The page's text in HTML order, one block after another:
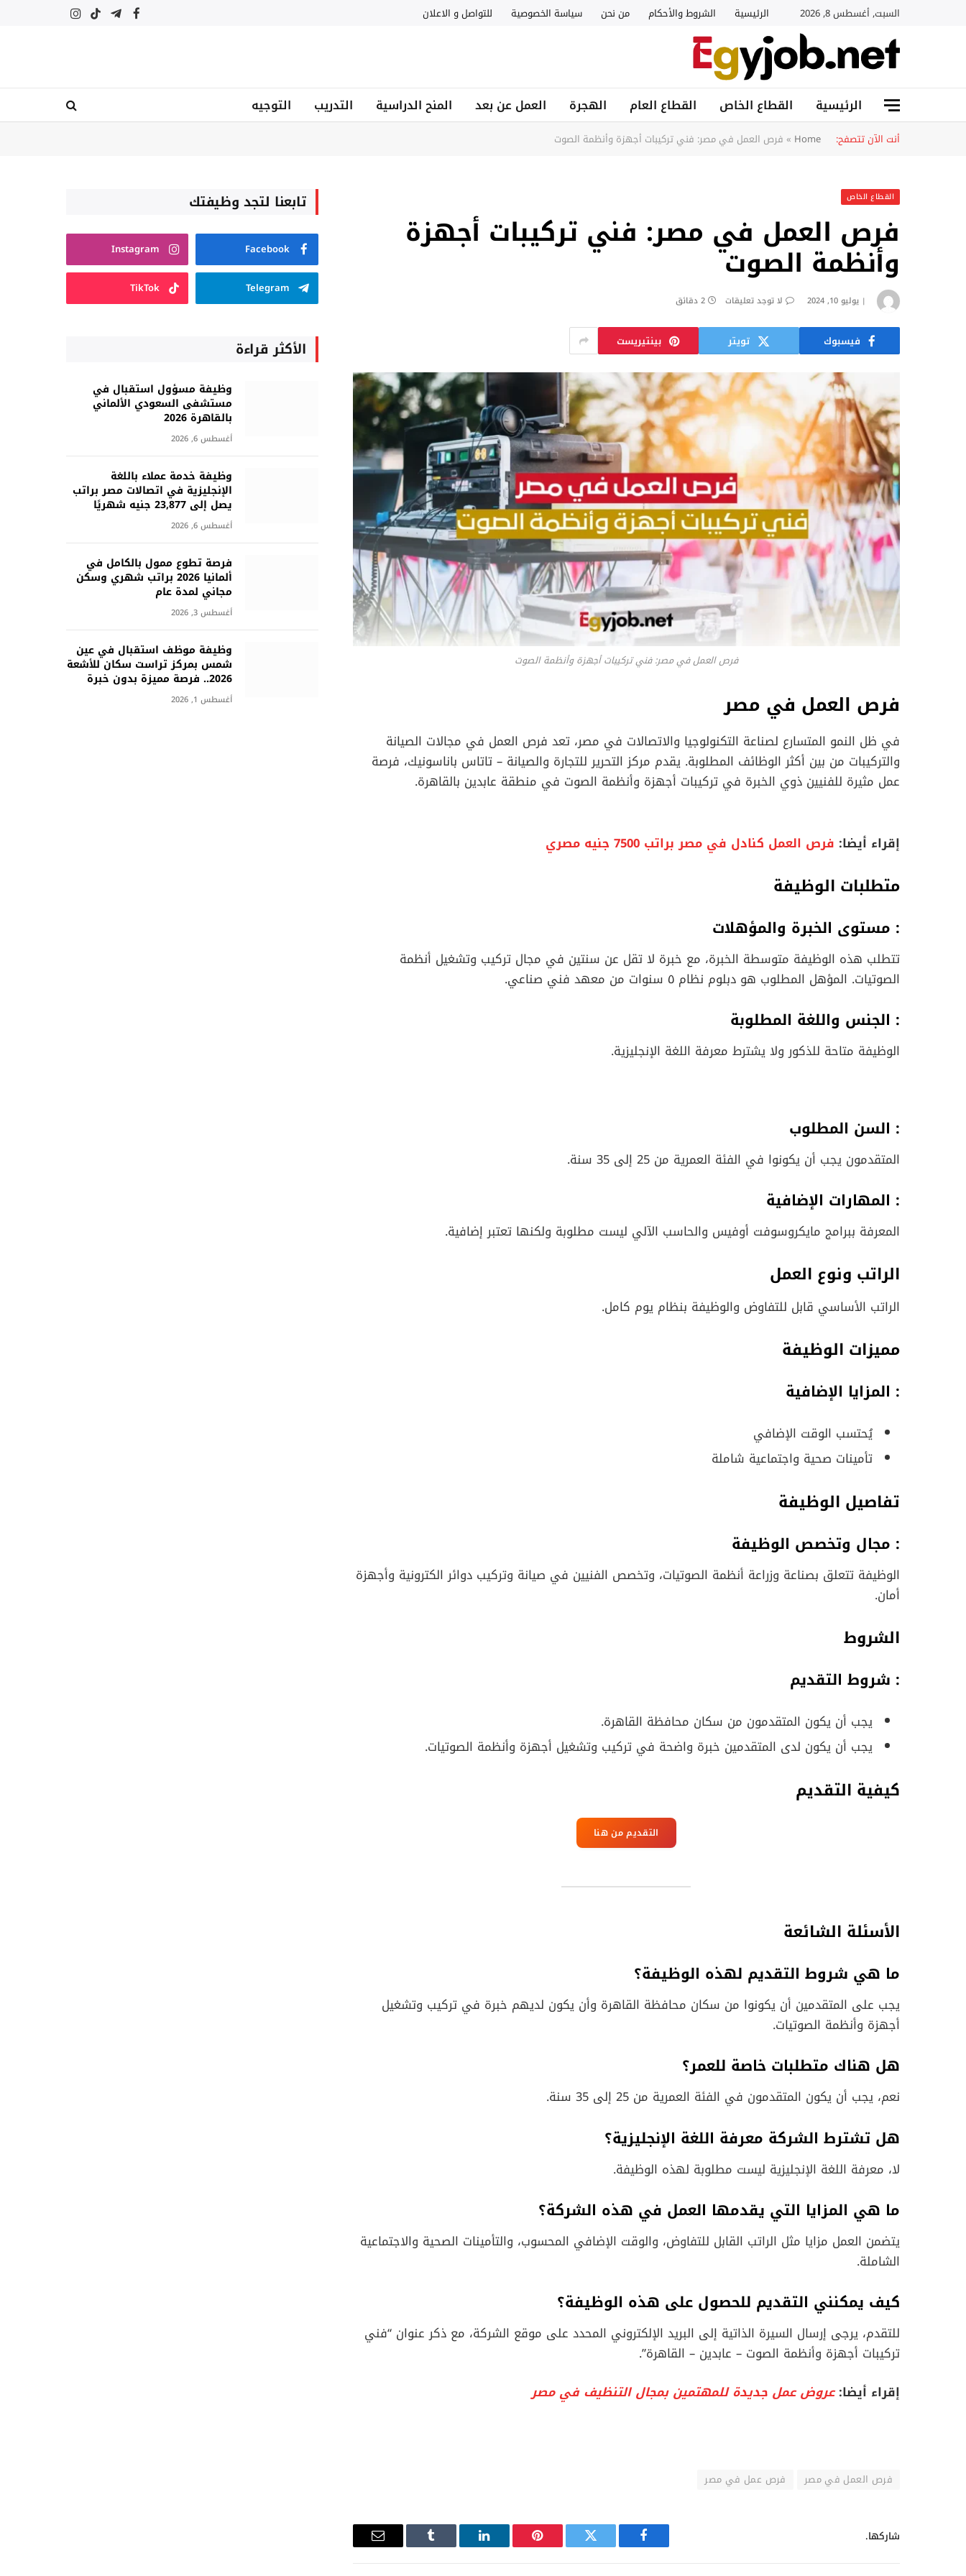
السبت, أغسطس 8, 2026 الرئيسية الشروط والأحكام من نحن سياسة الخصوصية للتواصل و الاعلان فيسبوكتيلقرامتيكتوكالانستغرام
الرئيسية القطاع الخاص القطاع العام الهجرة العمل عن بعد المنح الدراسية التدريب التوجيه
أنت الآن تتصفح: Home
» فرص العمل في مصر: فني تركيبات أجهزة وأنظمة الصوت
القطاع الخاص
فرص العمل في مصر: فني تركيبات أجهزة
وأنظمة الصوت
يوليو 10, 2024 لا توجد تعليقات 2 دقائق
فيسبوك تويتر بينتيريست
فرص العمل في مصر: فني تركيبات أجهزة وأنظمة الصوت
فرص العمل في مصر
في ظل النمو المتسارع لصناعة التكنولوجيا والاتصالات في مصر، تعد فرص العمل في مجالات الصيانة
والتركيبات من بين أكثر الوظائف المطلوبة. يقدم مركز التحرير للتجارة والصيانة – تاتاس باناسونيك، فرصة
عمل مثيرة للفنيين ذوي الخبرة في تركيبات أجهزة وأنظمة الصوت في منطقة عابدين بالقاهرة.
إقراء أيضا: فرص العمل كنادل في مصر براتب 7500 جنيه مصري
متطلبات الوظيفة
: مستوى الخبرة والمؤهلات
تتطلب هذه الوظيفة متوسطة الخبرة، مع خبرة لا تقل عن سنتين في مجال تركيب وتشغيل أنظمة
الصوتيات. المؤهل المطلوب هو دبلوم نظام ٥ سنوات من معهد فني صناعي.
: الجنس واللغة المطلوبة
الوظيفة متاحة للذكور ولا يشترط معرفة اللغة الإنجليزية.
: السن المطلوب
المتقدمون يجب أن يكونوا في الفئة العمرية من 25 إلى 35 سنة.
: المهارات الإضافية
المعرفة ببرامج مايكروسوفت أوفيس والحاسب الآلي ليست مطلوبة ولكنها تعتبر إضافية.
الراتب ونوع العمل
الراتب الأساسي قابل للتفاوض والوظيفة بنظام يوم كامل.
مميزات الوظيفة
: المزايا الإضافية
يُحتسب الوقت الإضافي
تأمينات صحية واجتماعية شاملة
تفاصيل الوظيفة
: مجال وتخصص الوظيفة
الوظيفة تتعلق بصناعة وزراعة أنظمة الصوتيات، وتخصص الفنيين في صيانة وتركيب دوائر الكترونية وأجهزة
أمان.
الشروط
: شروط التقديم
يجب أن يكون المتقدمون من سكان محافظة القاهرة.
يجب أن يكون لدى المتقدمين خبرة واضحة في تركيب وتشغيل أجهزة وأنظمة الصوتيات.
كيفية التقديم
التقديم من هنا
الأسئلة الشائعة
ما هي شروط التقديم لهذه الوظيفة؟
يجب على المتقدمين أن يكونوا من سكان محافظة القاهرة وأن يكون لديهم خبرة في تركيب وتشغيل
أجهزة وأنظمة الصوتيات.
هل هناك متطلبات خاصة للعمر؟
نعم، يجب أن يكون المتقدمون في الفئة العمرية من 25 إلى 35 سنة.
هل تشترط الشركة معرفة اللغة الإنجليزية؟
لا، معرفة اللغة الإنجليزية ليست مطلوبة لهذه الوظيفة.
ما هي المزايا التي يقدمها العمل في هذه الشركة؟
يتضمن العمل مزايا مثل الراتب القابل للتفاوض، والوقت الإضافي المحسوب، والتأمينات الصحية والاجتماعية
الشاملة.
كيف يمكنني التقديم للحصول على هذه الوظيفة؟
للتقدم، يرجى إرسال السيرة الذاتية إلى البريد الإلكتروني المحدد على موقع الشركة، مع ذكر عنوان “فني
تركيبات أجهزة وأنظمة الصوت – عابدين – القاهرة”.
إقراء أيضا:عروض عمل جديدة للمهتمين بمجال التنظيف في مصر
فرص العمل في مصر فرص عمل في مصر
شاركها.
فيسبوك تويتر بينتيريستلينكدإن Tumblr
البريد
تابعنا لتجد وظيفتك
Facebook
Instagram
Telegram
TikTok
الأكثر قراءة
وظيفة مسؤول استقبال في
مستشفى السعودي الألماني
بالقاهرة 2026
أغسطس 6, 2026
وظيفة خدمة عملاء باللغة
الإنجليزية في اتصالات مصر براتب
يصل إلى 23,877 جنيه شهريًا
أغسطس 6, 2026
فرصة تطوع ممول بالكامل في
ألمانيا 2026 براتب شهري وسكن
مجاني لمدة عام
أغسطس 3, 2026
وظيفة موظف استقبال في عين
شمس بمركز تراست سكان للأشعة
2026.. فرصة مميزة بدون خبرة
أغسطس 1, 2026